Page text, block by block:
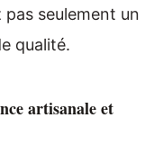
seulement un
qualité.
artisanale et